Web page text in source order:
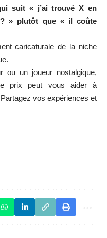
suit « j’ai trouvé X en
» plutôt que « il coûte
caricaturale de la niche
ou un joueur nostalgique,
prix peut vous aider à
vos expériences et